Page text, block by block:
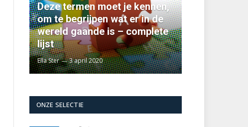
Deze termen moet je kennen,
om te begrijpen wat er in de
wereld gaande is – complete
lijst
Ella Ster 3 april 2020
ONZE SELECTIE